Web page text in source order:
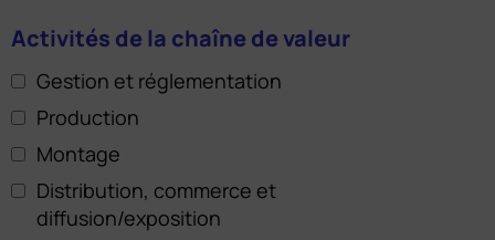
Activités de la chaîne de valeur
Gestion et réglementation
Production
Montage
Distribution, commerce et
diffusion/exposition